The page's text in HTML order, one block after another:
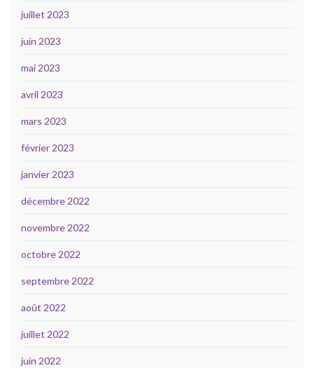
juillet 2023
juin 2023
mai 2023
avril 2023
mars 2023
février 2023
janvier 2023
décembre 2022
novembre 2022
octobre 2022
septembre 2022
août 2022
juillet 2022
juin 2022